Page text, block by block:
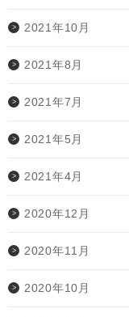
2021年10月
2021年8月
2021年7月
2021年5月
2021年4月
2020年12月
2020年11月
2020年10月